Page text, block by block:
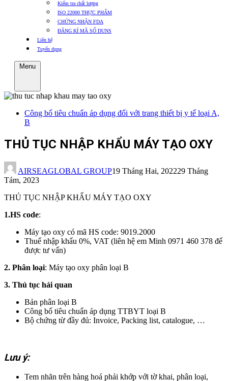
Kiểm tra chất lượng
ISO 22000 THỰC PHẨM
CHỨNG NHẬN FDA
ĐĂNG KÍ MÃ SỐ DUNS
Liên hệ
Tuyển dụng
Menu
Công bố tiêu chuẩn áp dụng đối với trang thiết bị y tế loại A,
B
THỦ TỤC NHẬP KHẨU MÁY TẠO OXY
AIRSEAGLOBAL GROUP19 Tháng Hai, 202229 Tháng
Tám, 2023
THỦ TỤC NHẬP KHẨU MÁY TẠO OXY
1.HS code:
Máy tạo oxy có mã HS code: 9019.2000
Thuế nhập khẩu 0%, VAT (liên hệ em Minh 0971 460 378 để
được tư vấn)
2. Phân loại: Máy tạo oxy phân loại B
3. Thủ tục hải quan
Bản phân loại B
Công bố tiêu chuẩn áp dụng TTBYT loại B
Bộ chứng từ đầy đủ: Invoice, Packing list, catalogue, …
Lưu ý:
Tem nhãn trên hàng hoá phải khớp với tờ khai, phân loại,